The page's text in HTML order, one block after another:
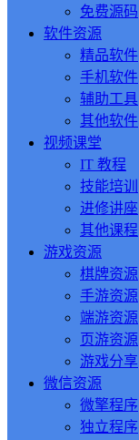
免费源码
软件资源
精品软件
手机软件
辅助工具
其他软件
视频课堂
IT 教程
技能培训
进修讲座
其他课程
游戏资源
棋牌资源
手游资源
端游资源
页游资源
游戏分享
微信资源
微擎程序
独立程序